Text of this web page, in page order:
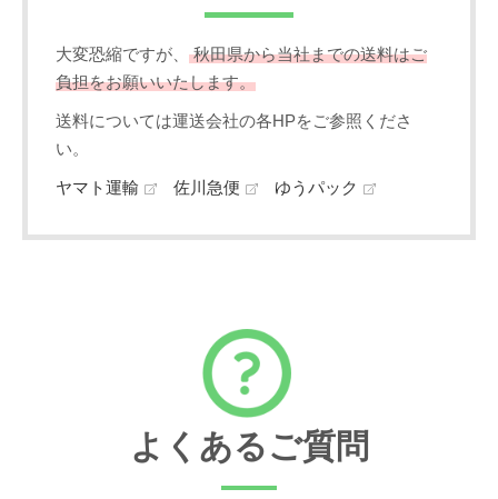
大変恐縮ですが、 秋田県から当社までの送料はご
負担をお願いいたします。
送料については運送会社の各HPをご参照くださ
い。
ヤマト運輸 佐川急便 ゆうパック
よくあるご質問